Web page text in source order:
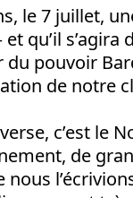
le 7 juillet,
qu’il
du pouvoir
de notre
c’est le
de
nous